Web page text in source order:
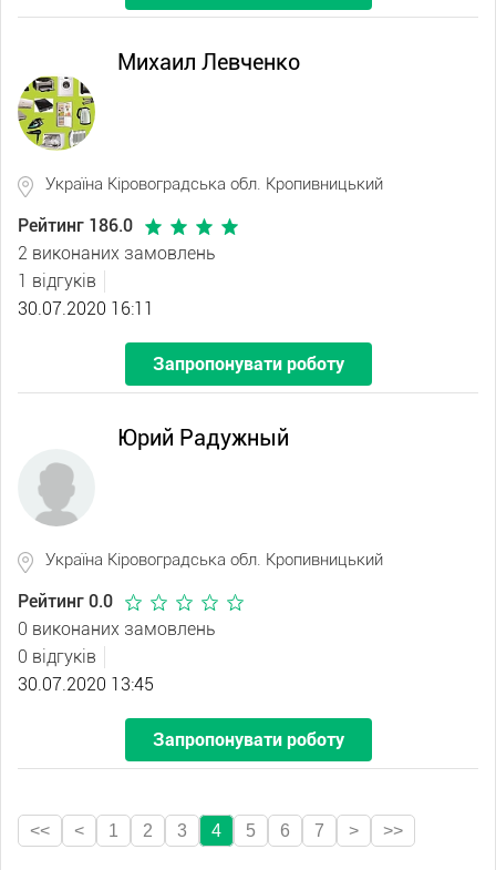
Михаил Левченко
Україна Кіровоградська обл. Кропивницький
Рейтинг 186.0
2 виконаних замовлень
1 відгуків
30.07.2020 16:11
Запропонувати роботу
Юрий Радужный
Україна Кіровоградська обл. Кропивницький
Рейтинг 0.0
0 виконаних замовлень
0 відгуків
30.07.2020 13:45
Запропонувати роботу
<< < 1 2 3 4 5 6 7 > >>